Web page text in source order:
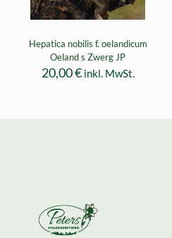
Hepatica nobilis f. oelandicum
Oeland s Zwerg JP
20,00€ inkl. MwSt.